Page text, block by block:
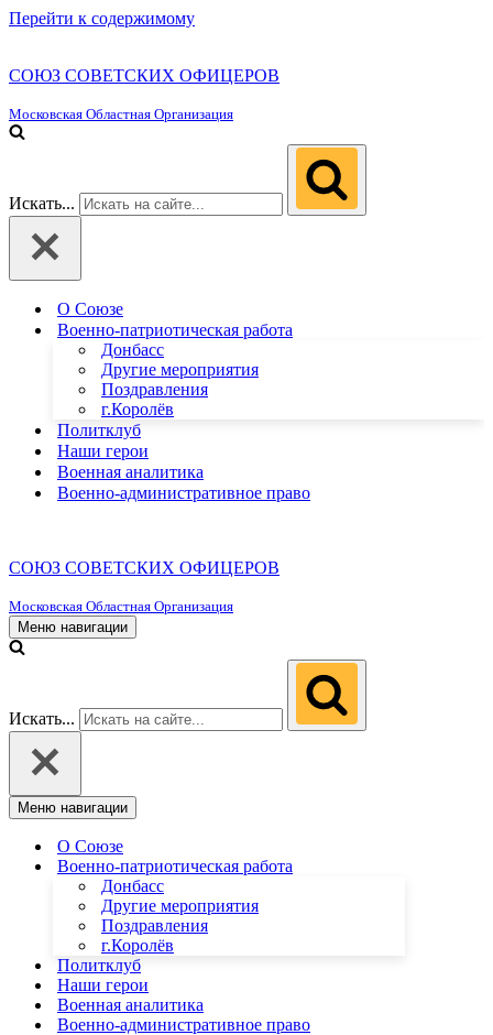
Перейти к содержимому
СОЮЗ СОВЕТСКИХ ОФИЦЕРОВ
Московская Областная Организация
Искать...
О Союзе
Военно-патриотическая работа
Донбасс
Другие мероприятия
Поздравления
г.Королёв
Политклуб
Наши герои
Военная аналитика
Военно-административное право
СОЮЗ СОВЕТСКИХ ОФИЦЕРОВ
Московская Областная Организация
Меню навигации
Искать...
Меню навигации
О Союзе
Военно-патриотическая работа
Донбасс
Другие мероприятия
Поздравления
г.Королёв
Политклуб
Наши герои
Военная аналитика
Военно-административное право